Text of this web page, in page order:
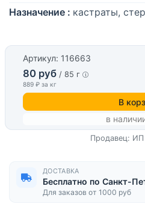
Назначение : кастраты,
Артикул: 116663
80 руб / 85 г
889 ₽ за кг
В
в
Продавец: ИП
ДОСТАВКА
Бесплатно по Санкт-
Для заказов от 1000 руб